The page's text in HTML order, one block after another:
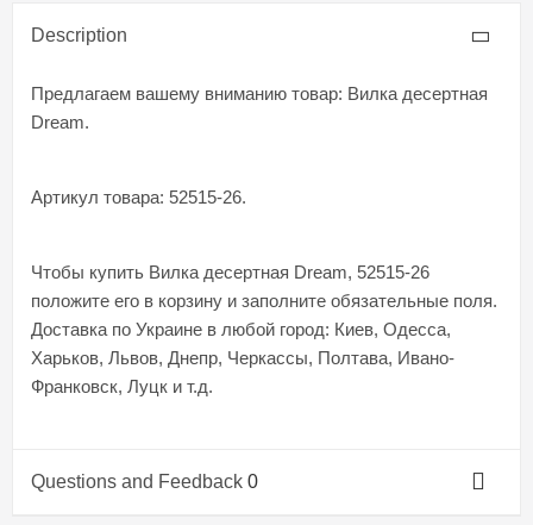
Description
Предлагаем вашему вниманию товар: Вилка десертная
Dream.
Артикул товара: 52515-26.
Чтобы купить Вилка десертная Dream, 52515-26
положите его в корзину и заполните обязательные поля.
Доставка по Украине в любой город: Киев, Одесса,
Харьков, Львов, Днепр, Черкассы, Полтава, Ивано-
Франковск, Луцк и т.д.
Questions and Feedback 0